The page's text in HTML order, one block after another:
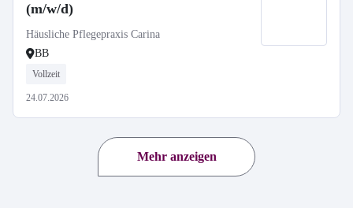
(m/w/d)
Häusliche Pflegepraxis Carina
BB
Vollzeit
24.07.2026
Mehr anzeigen